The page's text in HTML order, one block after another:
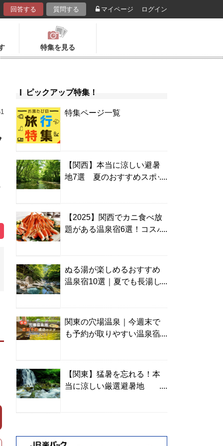
回答する 質問する マイページ ログイン
特集を見る
ピックアップ特集！
特集ページ一覧
【関西】本当に涼しい避暑
地7選 夏のおすすめスポッ
【2025】関西でカニ食べ放
題がある温泉宿6選！コスパ
ぬる湯が楽しめるおすすめ
温泉宿10選｜夏でも長湯し
関東の穴場温泉｜今週末で
も予約が取りやすい温泉宿
【関東】猛暑を忘れる！本
当に涼しい厳選避暑地